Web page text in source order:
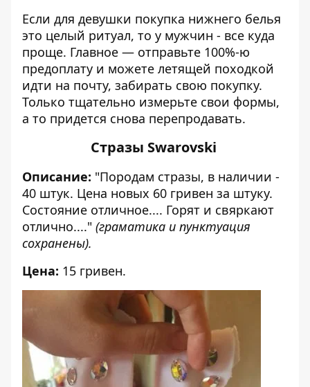
Если для девушки покупка нижнего белья
это целый ритуал, то у мужчин - все куда
проще. Главное — отправьте 100%-ю
предоплату и можете летящей походкой
идти на почту, забирать свою покупку.
Только тщательно измерьте свои формы,
а то придется снова перепродавать.
Стразы Swarovski
Описание: "Породам стразы, в наличии -
40 штук. Цена новых 60 гривен за штуку.
Состояние отличное.... Горят и свяркают
отлично...." (граматика и пунктуация
сохранены).
Цена: 15 гривен.